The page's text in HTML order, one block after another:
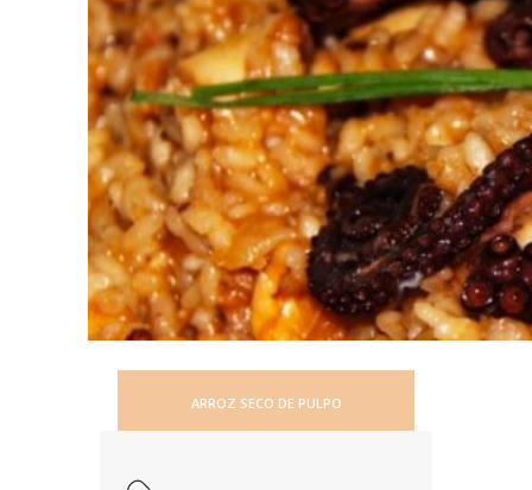
ARROZ SECO DE PULPO